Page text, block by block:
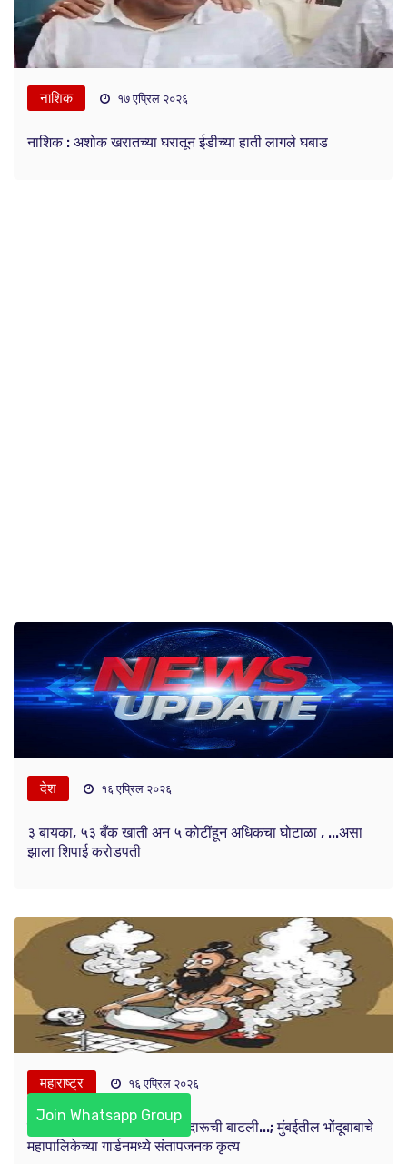
नाशिक १७ एप्रिल २०२६
नाशिक : अशोक खरातच्या घरातून ईडीच्या हाती लागले घबाड
देश १६ एप्रिल २०२६
३ बायका, ५३ बँक खाती अन ५ कोटींहून अधिकचा घोटाळा , ...असा
झाला शिपाई करोडपती
महाराष्ट्र १६ एप्रिल २०२६
बकऱ्याचा कलेजा, लिंबू-टाचणी, दारूची बाटली...; मुंबईतील भोंदूबाबाचे
महापालिकेच्या गार्डनमध्ये संतापजनक कृत्य
Join Whatsapp Group